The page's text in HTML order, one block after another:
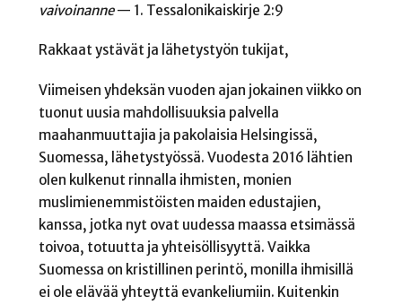
vaivoinanne— 1. Tessalonikaiskirje 2:9
Rakkaat ystävät ja lähetystyön tukijat,
Viimeisen yhdeksän vuoden ajan jokainen viikko on
tuonut uusia mahdollisuuksia palvella
maahanmuuttajia ja pakolaisia Helsingissä,
Suomessa, lähetystyössä. Vuodesta 2016 lähtien
olen kulkenut rinnalla ihmisten, monien
muslimienemmistöisten maiden edustajien,
kanssa, jotka nyt ovat uudessa maassa etsimässä
toivoa, totuutta ja yhteisöllisyyttä. Vaikka
Suomessa on kristillinen perintö, monilla ihmisillä
ei ole elävää yhteyttä evankeliumiin. Kuitenkin